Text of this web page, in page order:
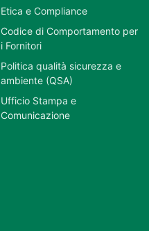
Etica e Compliance
Codice di Comportamento per
i Fornitori
Politica qualità sicurezza e
ambiente (QSA)
Ufficio Stampa e
Comunicazione